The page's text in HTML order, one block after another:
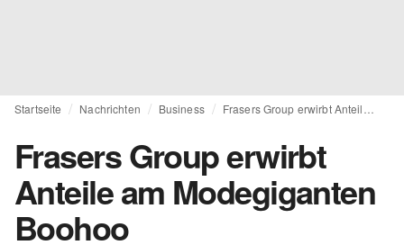
Startseite Nachrichten Business
Frasers Group erwirbt
Anteile am Modegiganten
Boohoo